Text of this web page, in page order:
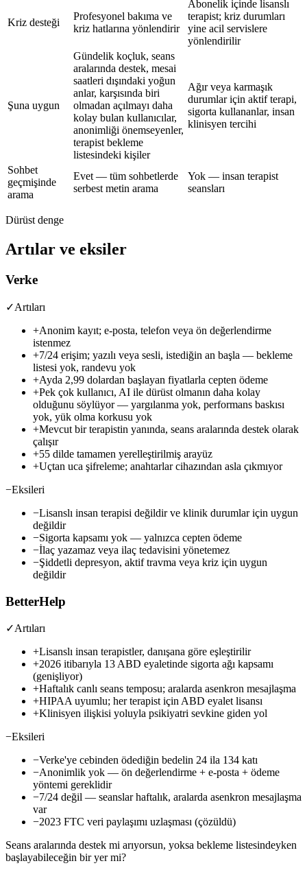
Kriz desteği
Profesyonel bakıma ve
kriz hatlarına yönlendirir
Abonelik içinde lisanslı
terapist; kriz durumları
yine acil servislere
yönlendirilir
Şuna uygun
Gündelik koçluk, seans
aralarında destek, mesai
saatleri dışındaki yoğun
anlar, karşısında biri
olmadan açılmayı daha
kolay bulan kullanıcılar,
anonimliği önemseyenler,
terapist bekleme
listesindeki kişiler
Ağır veya karmaşık
durumlar için aktif terapi,
sigorta kullananlar, insan
klinisyen tercihi
Sohbet
geçmişinde
arama
Evet — tüm sohbetlerde
serbest metin arama
Yok — insan terapist
seansları
Dürüst denge
Artılar ve eksiler
Verke
✓Artıları
+Anonim kayıt; e-posta, telefon veya ön değerlendirme
istenmez
+7/24 erişim; yazılı veya sesli, istediğin an başla — bekleme
listesi yok, randevu yok
+Ayda 2,99 dolardan başlayan fiyatlarla cepten ödeme
+Pek çok kullanıcı, AI ile dürüst olmanın daha kolay
olduğunu söylüyor — yargılanma yok, performans baskısı
yok, yük olma korkusu yok
+Mevcut bir terapistin yanında, seans aralarında destek olarak
çalışır
+55 dilde tamamen yerelleştirilmiş arayüz
+Uçtan uca şifreleme; anahtarlar cihazından asla çıkmıyor
−Eksileri
−Lisanslı insan terapisi değildir ve klinik durumlar için uygun
değildir
−Sigorta kapsamı yok — yalnızca cepten ödeme
−İlaç yazamaz veya ilaç tedavisini yönetemez
−Şiddetli depresyon, aktif travma veya kriz için uygun
değildir
BetterHelp
✓Artıları
+Lisanslı insan terapistler, danışana göre eşleştirilir
+2026 itibarıyla 13 ABD eyaletinde sigorta ağı kapsamı
(genişliyor)
+Haftalık canlı seans temposu; aralarda asenkron mesajlaşma
+HIPAA uyumlu; her terapist için ABD eyalet lisansı
+Klinisyen ilişkisi yoluyla psikiyatri sevkine giden yol
−Eksileri
−Verke'ye cebinden ödediğin bedelin 24 ila 134 katı
−Anonimlik yok — ön değerlendirme + e-posta + ödeme
yöntemi gereklidir
−7/24 değil — seanslar haftalık, aralarda asenkron mesajlaşma
var
−2023 FTC veri paylaşımı uzlaşması (çözüldü)
Seans aralarında destek mi arıyorsun, yoksa bekleme listesindeyken
başlayabileceğin bir yer mi?